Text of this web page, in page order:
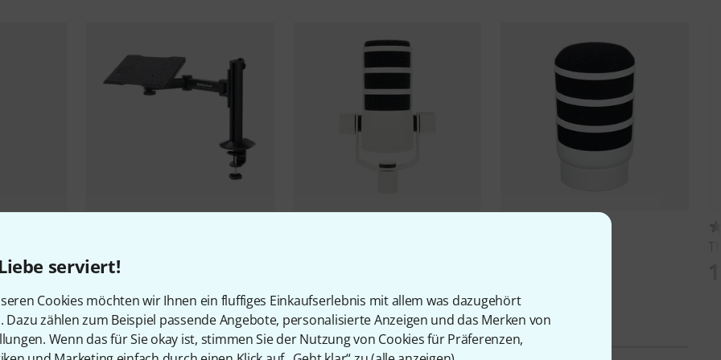
serviert!
Cookies möchten wir Ihnen ein fluffiges Einkaufserlebnis mit allem was dazugehört
Dazu zählen zum Beispiel passende Angebote, personalisierte Anzeigen und das Merken von
Wenn das für Sie okay ist, stimmen Sie der Nutzung von Cookies für Präferenzen,
85 €
UVP: 122,99 €
-41%